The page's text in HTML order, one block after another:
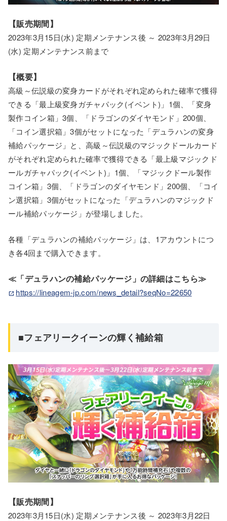
【販売期間】
2023年3月15日(水) 定期メンテナンス後 ～ 2023年3月29日
(水) 定期メンテナンス前まで
【概要】
高級～伝説級の変身カードがそれぞれ定められた確率で獲得
できる「最上級変身ガチャパック(イベント)」1個、「変身
製作コイン箱」3個、「ドラゴンのダイヤモンド」200個、
「コイン選択箱」3個がセットになった「デュラハンの変身
補給パッケージ」と、高級～伝説級のマジックドールカード
がそれぞれ定められた確率で獲得できる「最上級マジックド
ールガチャパック(イベント)」1個、「マジックドール製作
コイン箱」3個、「ドラゴンのダイヤモンド」200個、「コイ
ン選択箱」3個がセットになった「デュラハンのマジックド
ール補給パッケージ」が登場しました。
各種「デュラハンの補給パッケージ」は、1アカウントにつ
き各4回まで購入できます。
≪「デュラハンの補給パッケージ」の詳細はこちら≫
https://lineagem-jp.com/news_detail?seqNo=22650
■フェアリークイーンの輝く補給箱
【販売期間】
2023年3月15日(水) 定期メンテナンス後 ～ 2023年3月22日